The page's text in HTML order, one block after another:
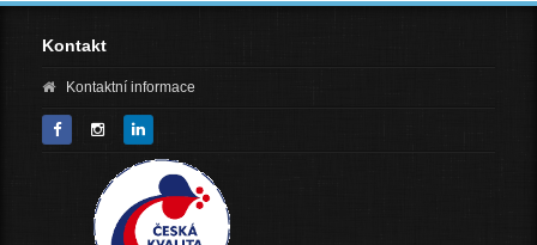
Kontakt
Kontaktní informace